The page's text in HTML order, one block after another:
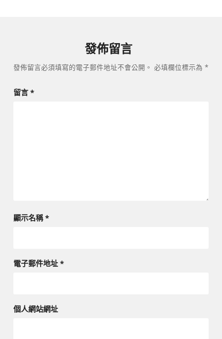
發佈留言
發佈留言必須填寫的電子郵件地址不會公開。 必填欄位標示為 *
留言 *
顯示名稱*
電子郵件地址 *
個人網站網址